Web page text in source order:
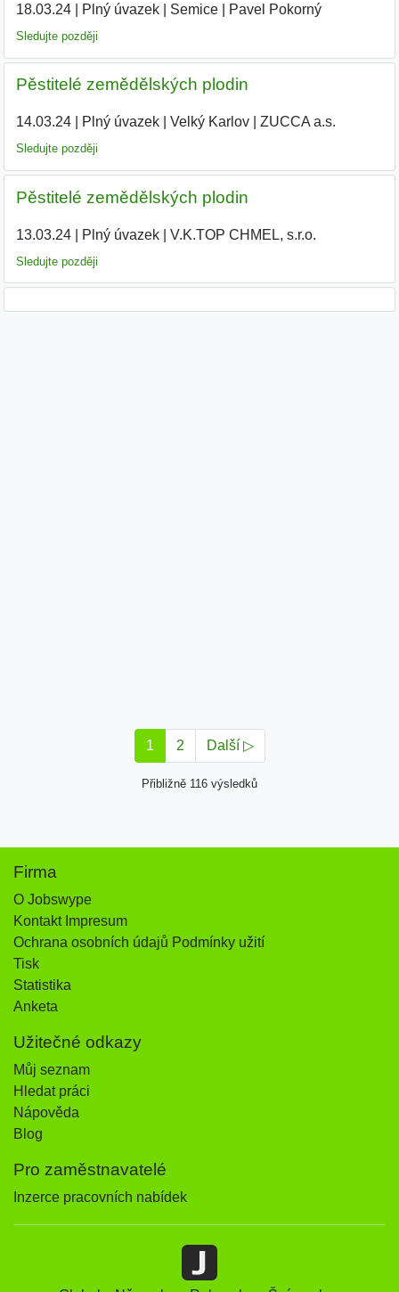
18.03.24| Plný úvazek| Semice| Pavel Pokorný|
Sledujte později
Pěstitelé zemědělských plodin
14.03.24| Plný úvazek| Velký Karlov| ZUCCA a.s.
Sledujte později
Pěstitelé zemědělských plodin
13.03.24| Plný úvazek| V.K.TOP CHMEL, s.r.o.
Sledujte později
1 2 Další ▷
Přibližně 116 výsledků
Firma
O Jobswype
Kontakt Impresum
Ochrana osobních údajů Podmínky užití
Tisk
Statistika
Anketa
Užitečné odkazy
Můj seznam
Hledat práci
Nápověda
Blog
Pro zaměstnavatelé
Inzerce pracovních nabídek